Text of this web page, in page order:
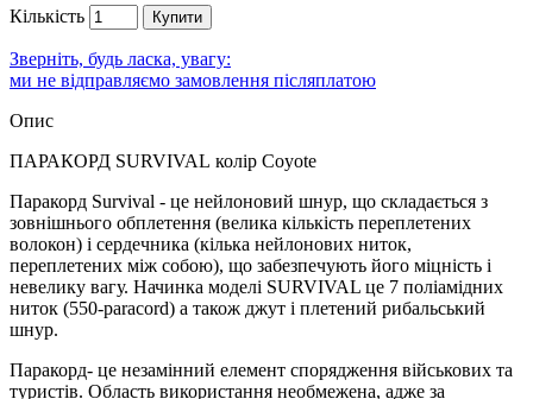
Кількість Купити
Зверніть, будь ласка, увагу:
ми не відправляємо замовлення післяплатою
Опис
ПАРАКОРД SURVIVAL колір Coyote
Паракорд Survival - це нейлоновий шнур, що складається з
зовнішнього обплетення (велика кількість переплетених
волокон) і сердечника (кілька нейлонових ниток,
переплетених між собою), що забезпечують його міцність і
невелику вагу. Начинка моделі SURVIVAL це 7 поліамідних
ниток (550-paracord) а також джут і плетений рибальський
шнур.
Паракорд- це незамінний елемент спорядження військових та
туристів. Область використання необмежена, адже за